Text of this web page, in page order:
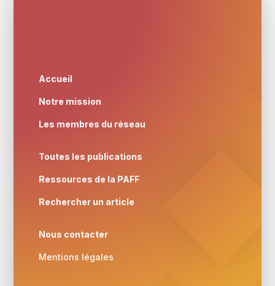
Accueil
Notre mission
Les membres du réseau
Toutes les publications
Ressources de la PAFF
Rechercher un article
Nous contacter
Mentions légales